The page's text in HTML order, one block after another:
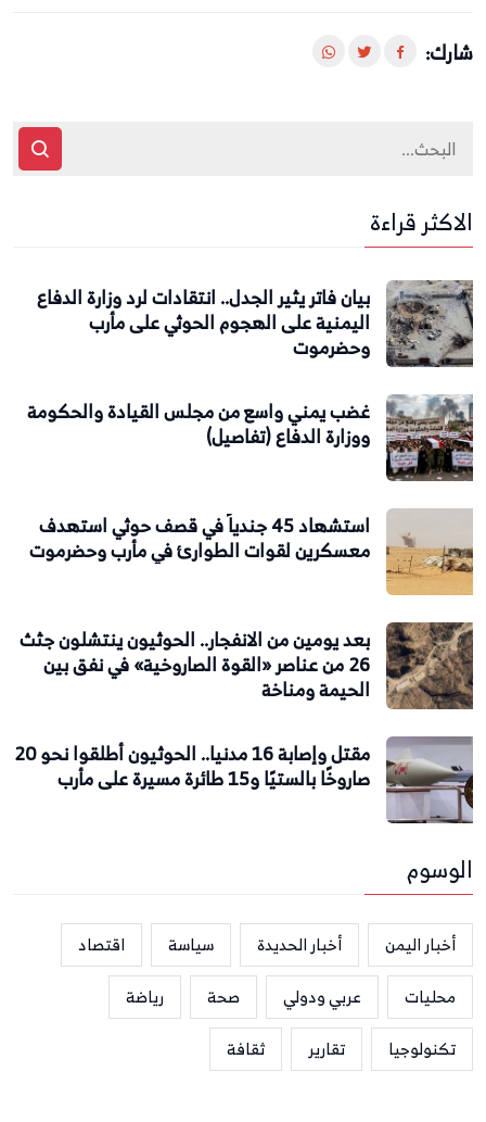
شارك:
الاكثر قراءة
بيان فاتر يثير الجدل.. انتقادات لرد وزارة الدفاع
اليمنية على الهجوم الحوثي على مأرب
وحضرموت
غضب يمني واسع من مجلس القيادة والحكومة
ووزارة الدفاع (تفاصيل)
استشهاد 45 جندياً في قصف حوثي استهدف
معسكرين لقوات الطوارئ في مأرب وحضرموت
بعد يومين من الانفجار.. الحوثيون ينتشلون جثث
26 من عناصر «القوة الصاروخية» في نفق بين
الحيمة ومناخة
مقتل وإصابة 16 مدنيا.. الحوثيون أطلقوا نحو 20
صاروخًا بالستيًا و15 طائرة مسيرة على مأرب
الوسوم
أخبار اليمن أخبار الحديدة سياسة
اقتصاد
محليات
عربي ودولي صحة
رياضة
تكنولوجيا
تقارير ثقافة